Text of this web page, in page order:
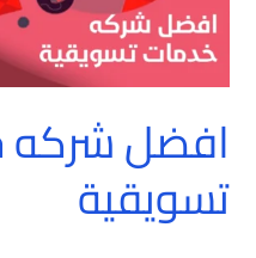
افضل
تسويقية